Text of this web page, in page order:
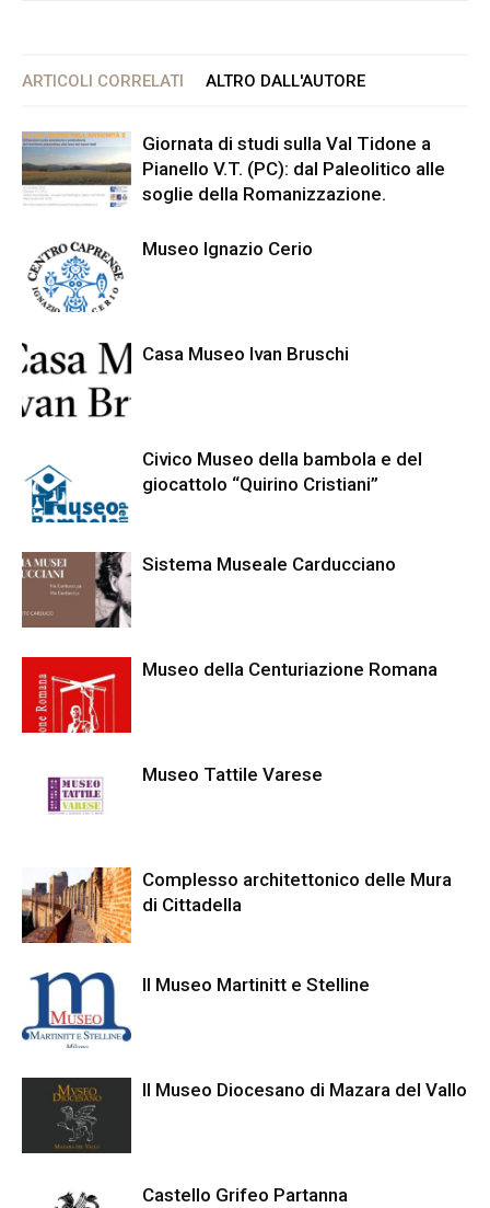
ARTICOLI CORRELATI ALTRO DALL'AUTORE
Giornata di studi sulla Val Tidone a
Pianello V.T. (PC): dal Paleolitico alle
soglie della Romanizzazione.
Museo Ignazio Cerio
Casa Museo Ivan Bruschi
Civico Museo della bambola e del
giocattolo “Quirino Cristiani”
Sistema Museale Carducciano
Museo della Centuriazione Romana
Museo Tattile Varese
Complesso architettonico delle Mura
di Cittadella
Il Museo Martinitt e Stelline
Il Museo Diocesano di Mazara del Vallo
Castello Grifeo Partanna